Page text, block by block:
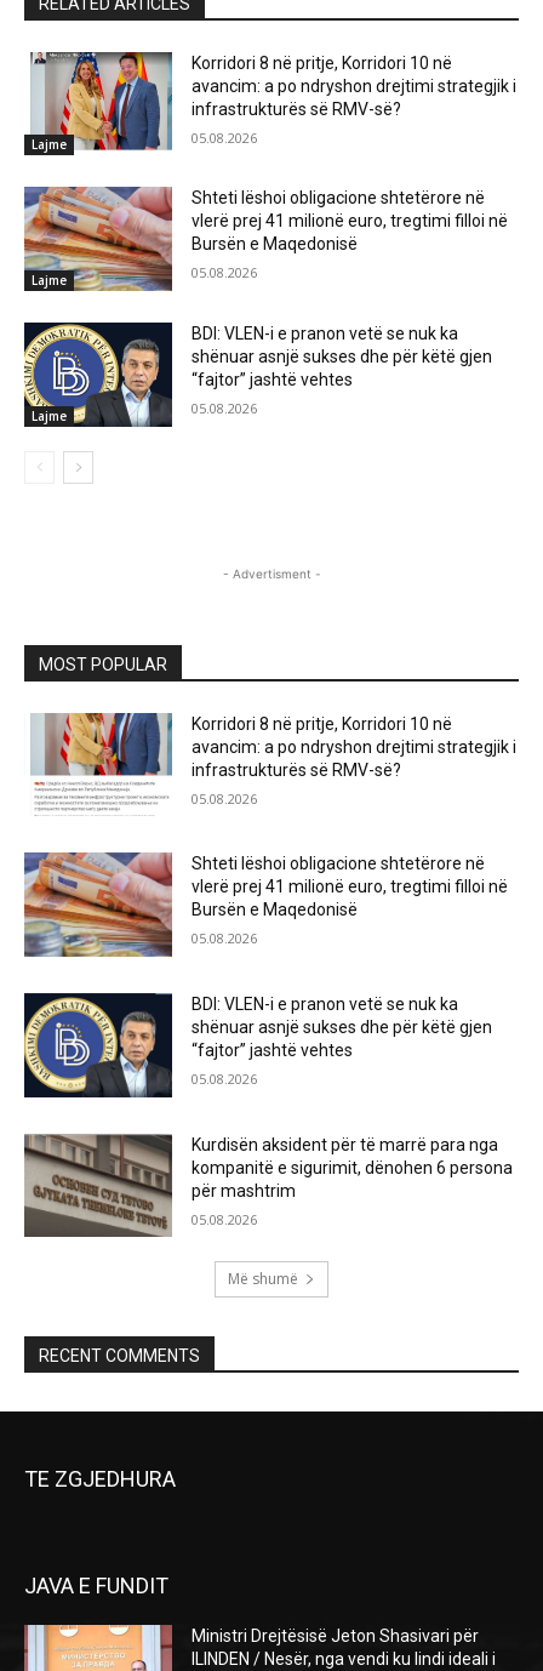
Lajme
Korridori 8 në pritje, Korridori 10 në
avancim: a po ndryshon drejtimi strategjik i
infrastrukturës së RMV-së?
05.08.2026
Lajme
Shteti lëshoi obligacione shtetërore në
vlerë prej 41 milionë euro, tregtimi filloi në
Bursën e Maqedonisë
05.08.2026
Lajme
BDI: VLEN-i e pranon vetë se nuk ka
shënuar asnjë sukses dhe për këtë gjen
“fajtor” jashtë vehtes
05.08.2026
- Advertisment -
MOST POPULAR
Korridori 8 në pritje, Korridori 10 në
avancim: a po ndryshon drejtimi strategjik i
infrastrukturës së RMV-së?
05.08.2026
Shteti lëshoi obligacione shtetërore në
vlerë prej 41 milionë euro, tregtimi filloi në
Bursën e Maqedonisë
05.08.2026
BDI: VLEN-i e pranon vetë se nuk ka
shënuar asnjë sukses dhe për këtë gjen
“fajtor” jashtë vehtes
05.08.2026
Kurdisën aksident për të marrë para nga
kompanitë e sigurimit, dënohen 6 persona
për mashtrim
05.08.2026
Më shumë
RECENT COMMENTS
TE ZGJEDHURA
JAVA E FUNDIT
Ministri Drejtësisë Jeton Shasivari për
ILINDEN / Nesër, nga vendi ku lindi ideali i